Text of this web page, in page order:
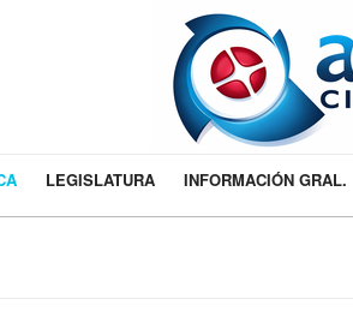
LEGISLATURA INFORMACIÓN GRAL.